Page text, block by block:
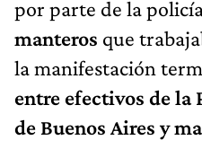
por parte de la
manteros que
la manifestación
entre efectivos de la
de Buenos Aires y